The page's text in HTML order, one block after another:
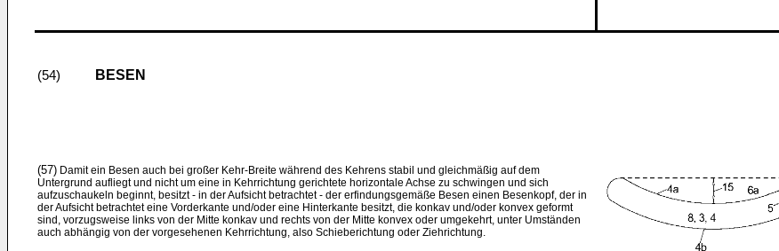
(54) BESEN
(57) Damit ein Besen auch bei großer Kehr-Breite während des Kehrens stabil und gleichmäßig auf dem
Untergrund aufliegt und nicht um eine in Kehrrichtung gerichtete horizontale Achse zu schwingen und sich
aufzuschaukeln beginnt, besitzt - in der Aufsicht betrachtet - der erfindungsgemäße Besen einen Besenkopf, der in
der Aufsicht betrachtet eine Vorderkante und/oder eine Hinterkante besitzt, die konkav und/oder konvex geformt
sind, vorzugsweise links von der Mitte konkav und rechts von der Mitte konvex oder umgekehrt, unter Umständen
auch abhängig von der vorgesehenen Kehrrichtung, also Schieberichtung oder Ziehrichtung.